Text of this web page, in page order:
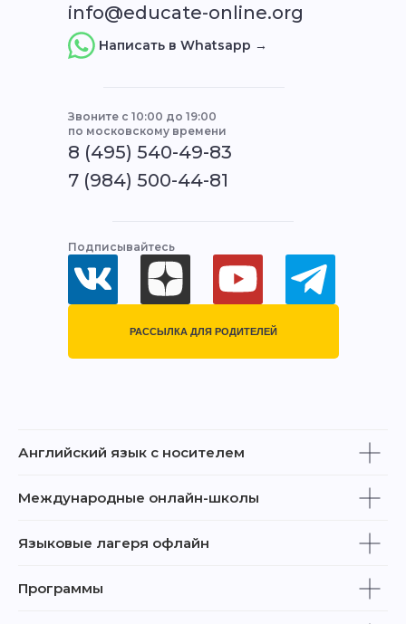
Подписывайтесь
РАССЫЛКА ДЛЯ РОДИТЕЛЕЙ
info@educate-online.org
Написать в Whatsapp →
Звоните с 10:00 до 19:00
по московскому времени
8 (495) 540-49-83
7 (984) 500-44-81
Английский язык с носителем
Международные онлайн-школы
Языковые лагеря офлайн
Программы